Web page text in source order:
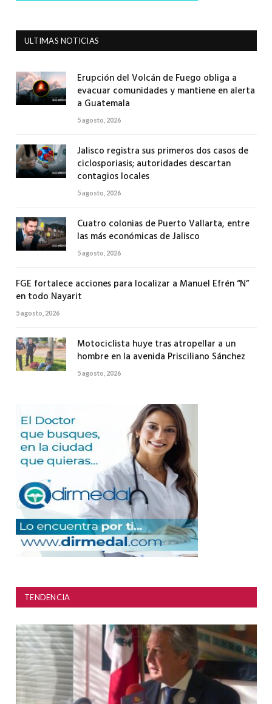
ULTIMAS NOTICIAS
Erupción del Volcán de Fuego obliga a
evacuar comunidades y mantiene en alerta
a Guatemala
5 agosto, 2026
Jalisco registra sus primeros dos casos de
ciclosporiasis; autoridades descartan
contagios locales
5 agosto, 2026
Cuatro colonias de Puerto Vallarta, entre
las más económicas de Jalisco
5 agosto, 2026
FGE fortalece acciones para localizar a Manuel Efrén “N”
en todo Nayarit
5 agosto, 2026
Motociclista huye tras atropellar a un
hombre en la avenida Prisciliano Sánchez
5 agosto, 2026
TENDENCIA